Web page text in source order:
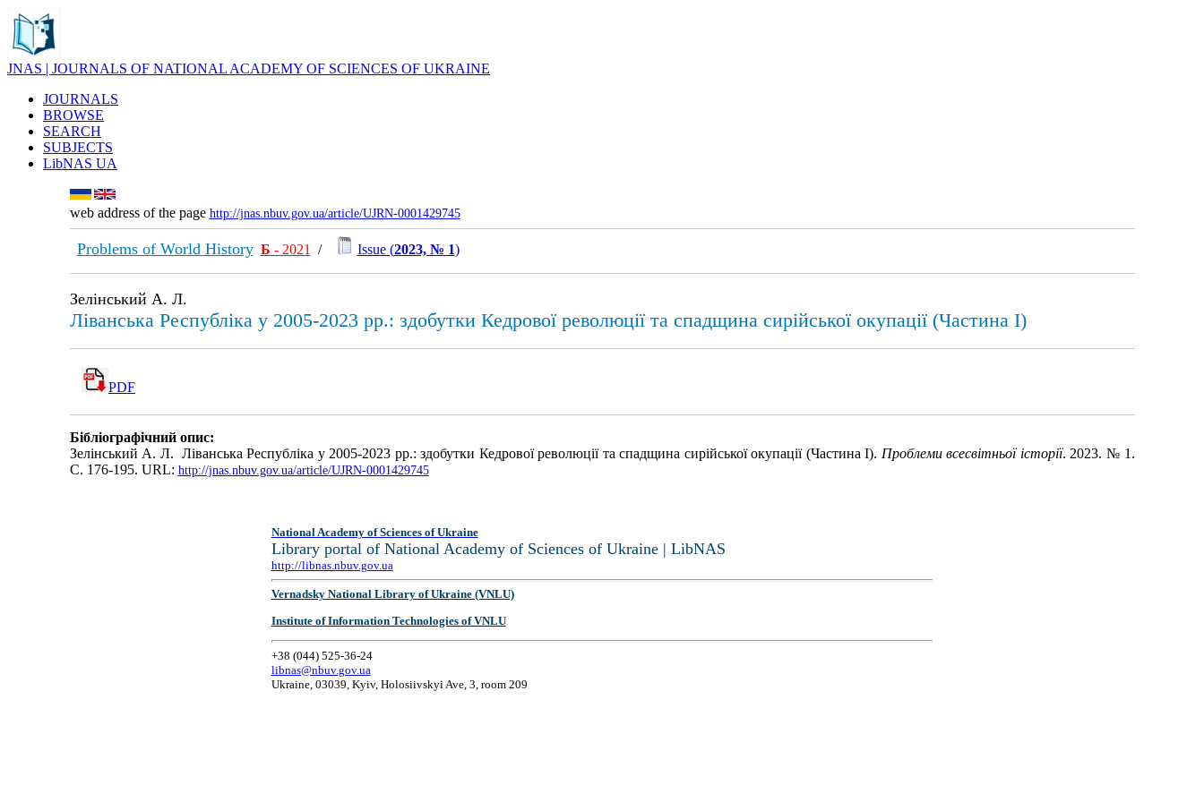
JNAS | JOURNALS OF NATIONAL ACADEMY OF SCIENCES OF UKRAINE
JOURNALS
BROWSE
SEARCH
SUBJECTS
LibNAS UA
web address of the page http://jnas.nbuv.gov.ua/article/UJRN-0001429745
Problems of World History Б - 2021 / Issue (2023, № 1)
Зелінський А. Л.
Ліванська Республіка у 2005-2023 рр.: здобутки Кедрової революції та спадщина сирійської окупації (Частина І)
PDF
Бібліографічний опис:
Зелінський А. Л. Ліванська Республіка у 2005-2023 рр.: здобутки Кедрової революції та спадщина сирійської окупації (Частина І). Проблеми всесвітньої історії. 2023. № 1.
С. 176-195. URL: http://jnas.nbuv.gov.ua/article/UJRN-0001429745
National Academy of Sciences of Ukraine
Library portal of National Academy of Sciences of Ukraine | LibNAS
http://libnas.nbuv.gov.ua
Vernadsky National Library of Ukraine (VNLU)
Institute of Information Technologies of VNLU
+38 (044) 525-36-24
libnas@nbuv.gov.ua
Ukraine, 03039, Kyiv, Holosiivskyi Ave, 3, room 209